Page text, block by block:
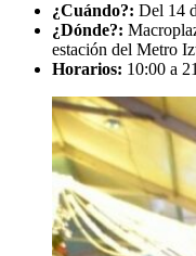
¿Cuándo?: Del 14
¿Dónde?:
estación del Metro
Horarios: 10:00 a